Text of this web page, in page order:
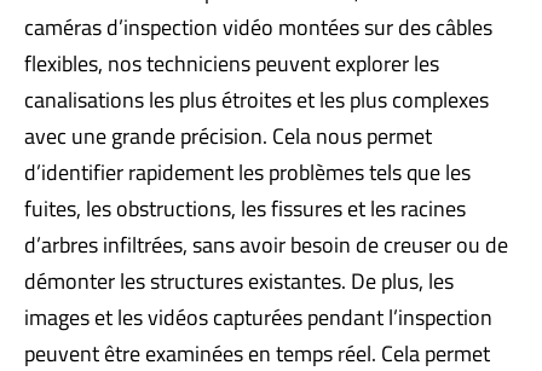
caméras d’inspection vidéo montées sur des câbles
flexibles, nos techniciens peuvent explorer les
canalisations les plus étroites et les plus complexes
avec une grande précision. Cela nous permet
d’identifier rapidement les problèmes tels que les
fuites, les obstructions, les fissures et les racines
d’arbres infiltrées, sans avoir besoin de creuser ou de
démonter les structures existantes. De plus, les
images et les vidéos capturées pendant l’inspection
peuvent être examinées en temps réel. Cela permet